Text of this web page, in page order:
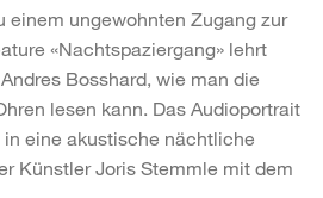
einem ungewohnten Zugang zur
«Nachtspaziergang» lehrt
Bosshard, wie man die
lesen kann. Das Audioportrait
eine akustische nächtliche
Künstler Joris Stemmle mit dem